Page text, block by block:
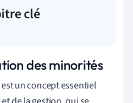
clé
des minorités
un concept essentiel